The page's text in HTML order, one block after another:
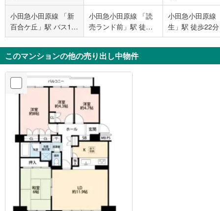
小田急小田原線 「新
百合ケ丘」駅 バス12
分 新ゆりグリーンタ
ウン バス停下車 徒歩
2分
小田急小田原線 「読
売ランド前」駅 徒歩7
分
小田急小田原線
生」駅 徒歩22分
このマンションの他の売り出し中物件